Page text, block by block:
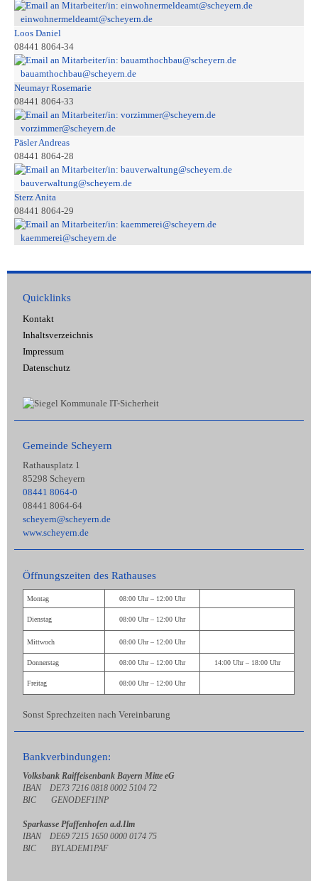
einwohnermeldeamt@scheyern.de
Loos Daniel
08441 8064-34
bauamthochbau@scheyern.de
Neumayr Rosemarie
08441 8064-33
vorzimmer@scheyern.de
Päsler Andreas
08441 8064-28
bauverwaltung@scheyern.de
Sterz Anita
08441 8064-29
kaemmerei@scheyern.de
Quicklinks
Kontakt
Inhaltsverzeichnis
Impressum
Datenschutz
Gemeinde Scheyern
Rathausplatz 1
85298 Scheyern
08441 8064-0
08441 8064-64
scheyern@scheyern.de
www.scheyern.de
Öffnungszeiten des Rathauses
Montag 08:00 Uhr – 12:00 Uhr
Dienstag 08:00 Uhr – 12:00 Uhr
Mittwoch 08:00 Uhr – 12:00 Uhr
Donnerstag 08:00 Uhr – 12:00 Uhr 14:00 Uhr – 18:00 Uhr
Freitag 08:00 Uhr – 12:00 Uhr
Sonst Sprechzeiten nach Vereinbarung
Bankverbindungen:
Volksbank Raiffeisenbank Bayern Mitte eG
IBAN DE73 7216 0818 0002 5104 72
BIC GENODEF1INP
Sparkasse Pfaffenhofen a.d.Ilm
IBAN DE69 7215 1650 0000 0174 75
BIC BYLADEM1PAF